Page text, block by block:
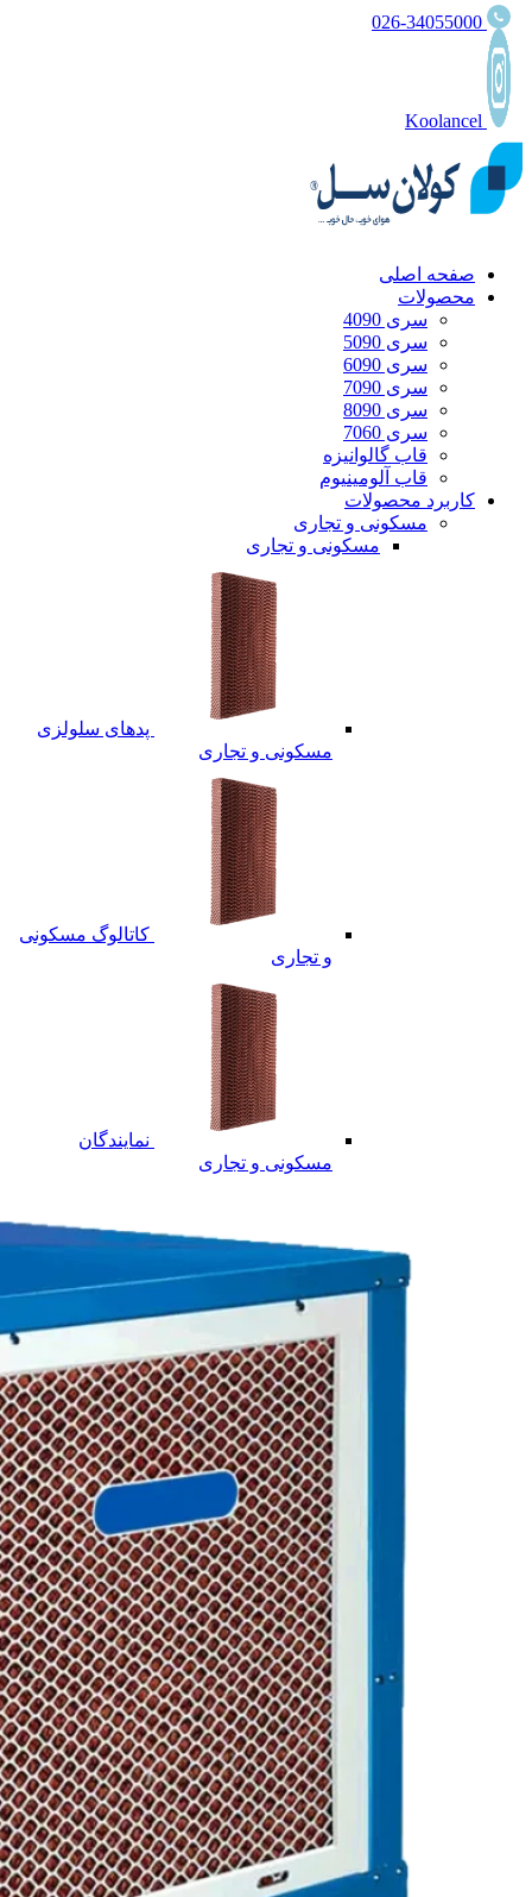
صفحه اصلی
محصولات
سری 4090
سری 5090
سری 6090
سری 7090
سری 8090
سری 7060
قاب گالوانیزه
قاب آلومینیوم
کاربرد محصولات
مسکونی و تجاری
مسکونی و تجاری
پدهای سلولزی
مسکونی و تجاری
کاتالوگ مسکونی
و تجاری
نمایندگان
مسکونی و تجاری